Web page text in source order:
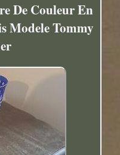
De Couleur En
Modele Tommy